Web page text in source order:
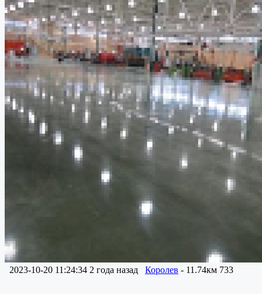
2023-10-20 11:24:34 2 года назад Королев - 11.74км 733